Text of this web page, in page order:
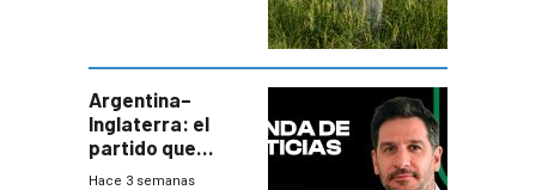
departamental
Argentina–
Inglaterra: el
partido que
nunca termina
Hace 3 semanas